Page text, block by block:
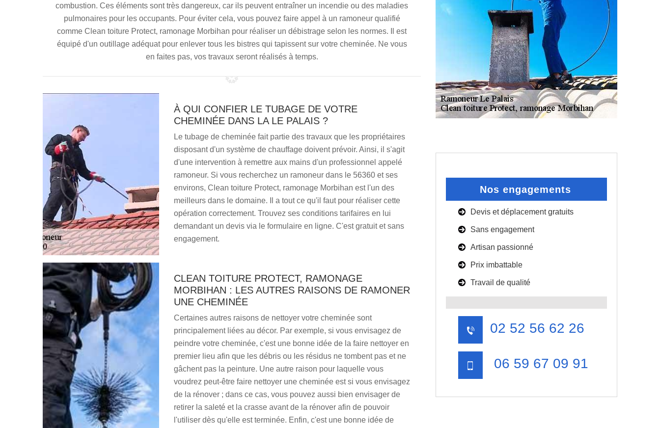
combustion. Ces éléments sont très dangereux, car ils peuvent entraîner un incendie ou des maladies
pulmonaires pour les occupants. Pour éviter cela, vous pouvez faire appel à un ramoneur qualifié
comme Clean toiture Protect, ramonage Morbihan pour réaliser un débistrage selon les normes. Il est
équipé d'un outillage adéquat pour enlever tous les bistres qui tapissent sur votre cheminée. Ne vous
en faites pas, vos travaux seront réalisés à temps.
À QUI CONFIER LE TUBAGE DE VOTRE
CHEMINÉE DANS LA LE PALAIS ?
Le tubage de cheminée fait partie des travaux que les propriétaires
disposant d'un système de chauffage doivent prévoir. Ainsi, il s'agit
d'une intervention à remettre aux mains d'un professionnel appelé
ramoneur. Si vous recherchez un ramoneur dans le 56360 et ses
environs, Clean toiture Protect, ramonage Morbihan est l'un des
meilleurs dans le domaine. Il a tout ce qu'il faut pour réaliser cette
opération correctement. Trouvez ses conditions tarifaires en lui
demandant un devis via le formulaire en ligne. C'est gratuit et sans
engagement.
CLEAN TOITURE PROTECT, RAMONAGE
MORBIHAN : LES AUTRES RAISONS DE RAMONER
UNE CHEMINÉE
Certaines autres raisons de nettoyer votre cheminée sont
principalement liées au décor. Par exemple, si vous envisagez de
peindre votre cheminée, c'est une bonne idée de la faire nettoyer en
premier lieu afin que les débris ou les résidus ne tombent pas et ne
gâchent pas la peinture. Une autre raison pour laquelle vous
voudrez peut-être faire nettoyer une cheminée est si vous envisagez
de la rénover ; dans ce cas, vous pouvez aussi bien envisager de
retirer la saleté et la crasse avant de la rénover afin de pouvoir
l'utiliser dès qu'elle est terminée. Enfin, c'est une bonne idée de
Nos engagements
Devis et déplacement gratuits
Sans engagement
Artisan passionné
Prix imbattable
Travail de qualité
02 52 56 62 26
06 59 67 09 91